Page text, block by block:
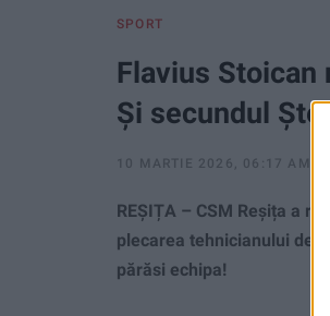
SPORT
Flavius Stoican
Și secundul
10 MARTIE 2026, 06:17 AM
REȘIȚA – CSM Reșița a
plecarea tehnicianului de
părăsi echipa!